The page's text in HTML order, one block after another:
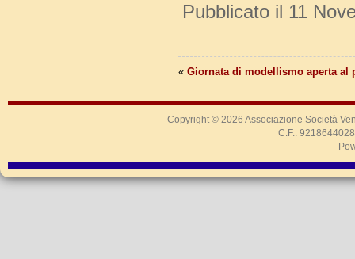
Pubblicato il 11
« Giornata di modellismo aperta al
Copyright © 2026 Associazione Società
C.F.: